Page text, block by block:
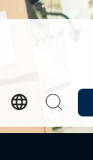
languageLanguage
Søg